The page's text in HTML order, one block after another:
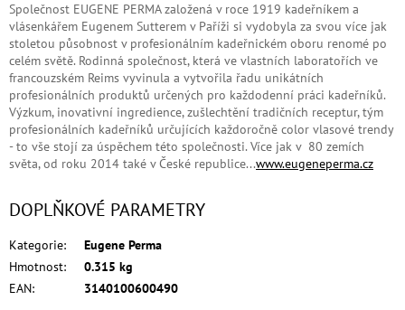
Společnost EUGENE PERMA založená v roce 1919 kadeřníkem a
vlásenkářem Eugenem Sutterem v Paříži si vydobyla za svou více jak
stoletou působnost v profesionálním kadeřnickém oboru renomé po
celém světě. Rodinná společnost, která ve vlastních laboratořích ve
francouzském Reims vyvinula a vytvořila řadu unikátních
profesionálních produktů určených pro každodenní práci kadeřníků.
Výzkum, inovativní ingredience, zušlechtění tradičních receptur, tým
profesionálních kadeřníků určujících každoročně color vlasové trendy
- to vše stojí za úspěchem této společnosti. Více jak v 80 zemích
světa, od roku 2014 také v České republice...www.eugeneperma.cz
DOPLŇKOVÉ PARAMETRY
Kategorie:
Eugene Perma
Hmotnost:
0.315 kg
EAN: 3140100600490